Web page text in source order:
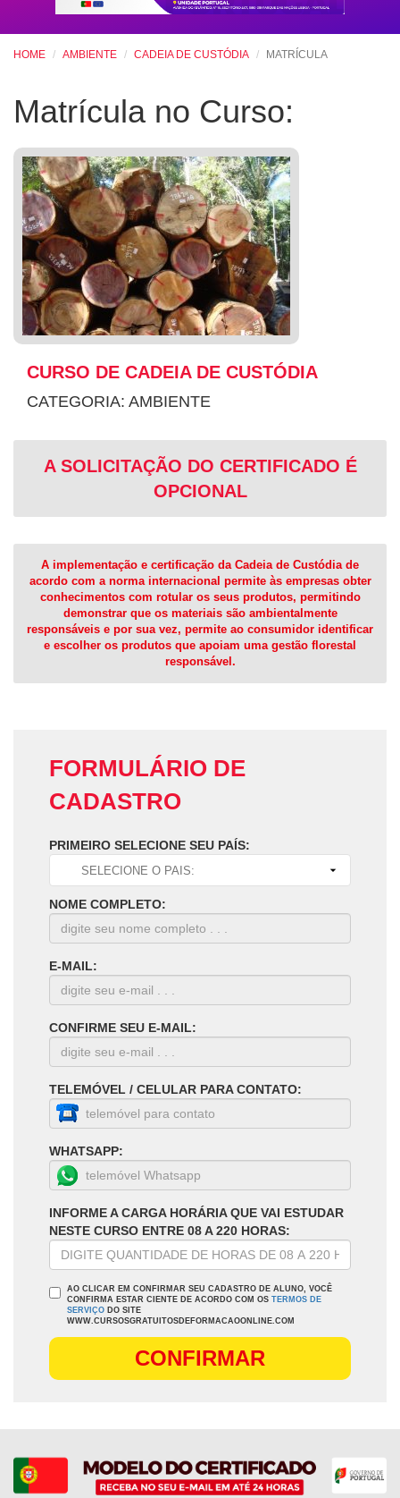
HOME AMBIENTE CADEIA DE CUSTÓDIA MATRÍCULA
Matrícula no Curso:
CURSO DE CADEIA DE CUSTÓDIA
CATEGORIA: AMBIENTE
A SOLICITAÇÃO DO CERTIFICADO É
OPCIONAL
A implementação e certificação da Cadeia de Custódia de
acordo com a norma internacional permite às empresas obter
conhecimentos com rotular os seus produtos, permitindo
demonstrar que os materiais são ambientalmente
responsáveis e por sua vez, permite ao consumidor identificar
e escolher os produtos que apoiam uma gestão florestal
responsável.
FORMULÁRIO DE
CADASTRO
PRIMEIRO SELECIONE SEU PAÍS:
NOME COMPLETO:
E-MAIL:
CONFIRME SEU E-MAIL:
TELEMÓVEL / CELULAR PARA CONTATO:
WHATSAPP:
INFORME A CARGA HORÁRIA QUE VAI ESTUDAR
NESTE CURSO ENTRE 08 A 220 HORAS:
AO CLICAR EM CONFIRMAR SEU CADASTRO DE ALUNO, VOCÊ
CONFIRMA ESTAR CIENTE DE ACORDO COM OS TERMOS DE
SERVIÇO DO SITE
WWW.CURSOSGRATUITOSDEFORMACAOONLINE.COM
CONFIRMAR